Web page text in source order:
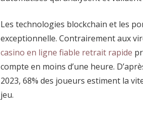
Les technologies blockchain et les
exceptionnelle. Contrairement aux
casino en ligne fiable retrait rapide
compte en moins d’une heure.
2023, 68% des joueurs estiment la
jeu.